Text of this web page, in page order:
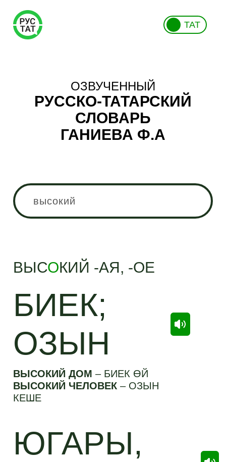
ТАТ
ОЗВУЧЕННЫЙ
РУССКО-ТАТАРСКИЙ
СЛОВАРЬ
ГАНИЕВА Ф.А
ВЫСОКИЙ -АЯ, -ОЕ
БИЕК;
ОЗЫН
ВЫСОКИЙ ДОМ– БИЕК ӨЙ
ВЫСОКИЙ ЧЕЛОВЕК– ОЗЫН
КЕШЕ
ЮГАРЫ,